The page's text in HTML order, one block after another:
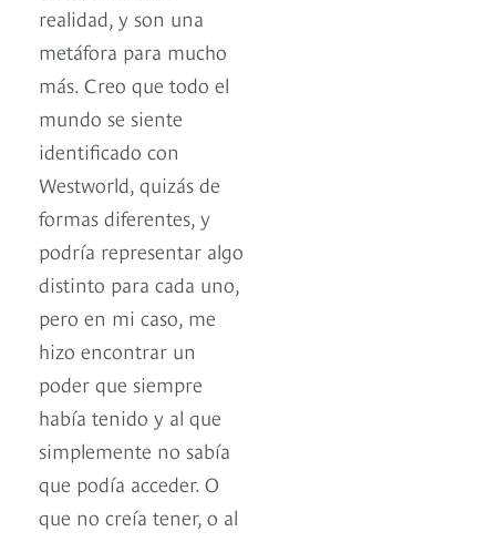
realidad, y son una
metáfora para mucho
más. Creo que todo el
mundo se siente
identificado con
Westworld, quizás de
formas diferentes, y
podría representar algo
distinto para cada uno,
pero en mi caso, me
hizo encontrar un
poder que siempre
había tenido y al que
simplemente no sabía
que podía acceder. O
que no creía tener, o al